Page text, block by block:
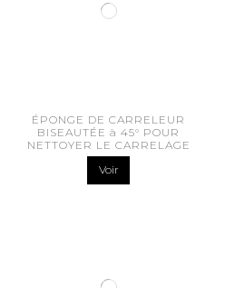
ÉPONGE DE CARRELEUR
BISEAUTÉE à 45° POUR
NETTOYER LE CARRELAGE
Voir